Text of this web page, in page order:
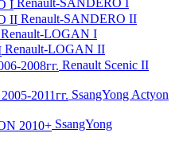
Renault-SANDERO I
Renault-SANDERO II
Renault-LOGAN I
Renault-LOGAN II
Renault Scenic II
SsangYong Actyon
SsangYong